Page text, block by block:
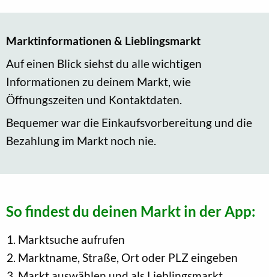
Marktinformationen & Lieblingsmarkt
Auf einen Blick siehst du alle wichtigen
Informationen zu deinem Markt, wie
Öffnungszeiten und Kontaktdaten.
Bequemer war die Einkaufsvorbereitung und die
Bezahlung im Markt noch nie.
So findest du deinen Markt in der App:
Marktsuche aufrufen
Marktname, Straße, Ort oder PLZ eingeben